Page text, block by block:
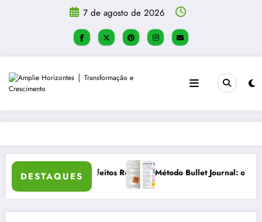
7 de agosto de 2026
DESTAQUES
flexibilidade e criatividade Como Criar um Diário de